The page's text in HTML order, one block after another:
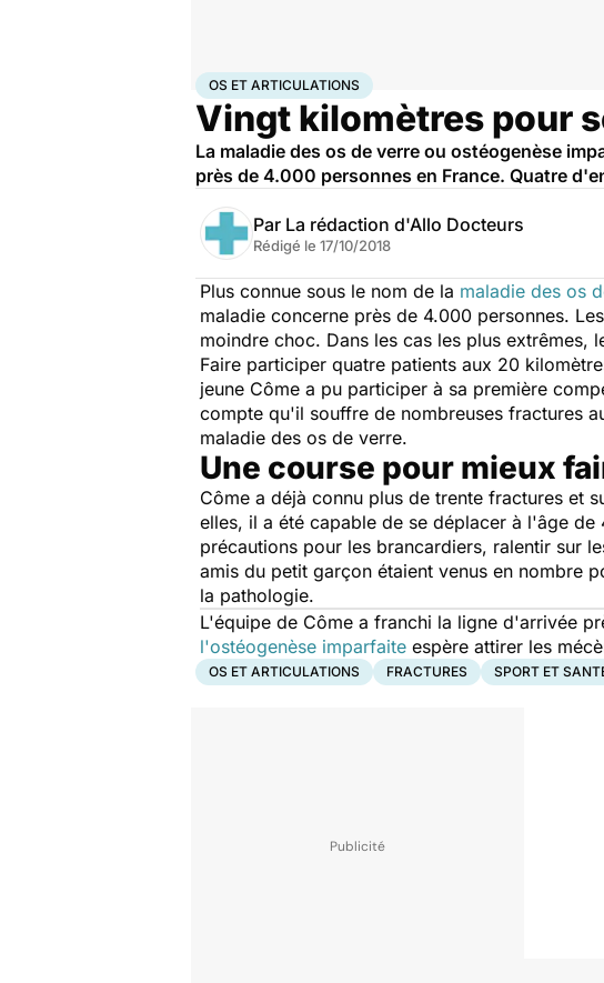
AccueilSantéMaladiesMaladies rares
OS ET ARTICULATIONS
Vingt kilomètres pour
La maladie des os de verre ou ostéogenèse
près de 4.000 personnes en France. Quatre
Par La rédaction d'Allo Docteurs
Rédigé le 17/10/2018
Plus connue sous le nom de la maladie des os
maladie concerne près de 4.000 personnes.
moindre choc. Dans les cas les plus extrêmes,
Faire participer quatre patients aux 20
jeune Côme a pu participer à sa première
compte qu'il souffre de nombreuses fractures
maladie des os de verre.
Une course pour mieux
Côme a déjà connu plus de trente fractures et
elles, il a été capable de se déplacer à l'âge
précautions pour les brancardiers, ralentir sur
amis du petit garçon étaient venus en nombre
la pathologie.
L'équipe de Côme a franchi la ligne d'arrivée
l'ostéogenèse imparfaite espère attirer les
OS ET ARTICULATIONS FRACTURES SPORT ET